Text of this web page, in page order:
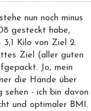
nun noch minus
gesteckt habe,
3,1 Kilo von Ziel 2.
Ziel (aller guten
Jo, mein
die Hände über
sehen - ich bin davon
und optimaler BMI.